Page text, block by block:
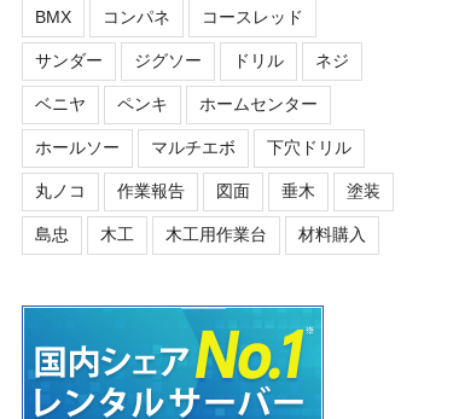
BMX コンパネ コースレッド
サンダー ジグソー ドリル ネジ
ベニヤ ペンキ ホームセンター
ホールソー マルチエボ 下穴ドリル
丸ノコ 作業報告 図面 垂木 塗装
島忠 木工 木工用作業台 材料購入